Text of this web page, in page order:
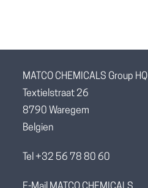
MATCO CHEMICALS Group HQ
Textielstraat 26
8790 Waregem
Belgien
Tel +32 56 78 80 60